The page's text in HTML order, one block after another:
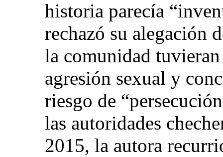
historia parecía
rechazó su alegación
la comunidad
agresión sexual y
riesgo de
las autoridades
2015, la autora